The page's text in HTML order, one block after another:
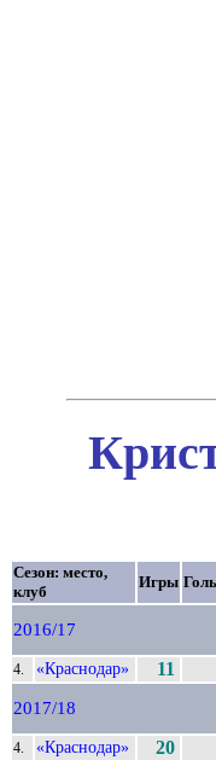
Сезон: место,
клуб
Игры
2016/17
4. «Краснодар» 11
2017/18
4. «Краснодар» 20